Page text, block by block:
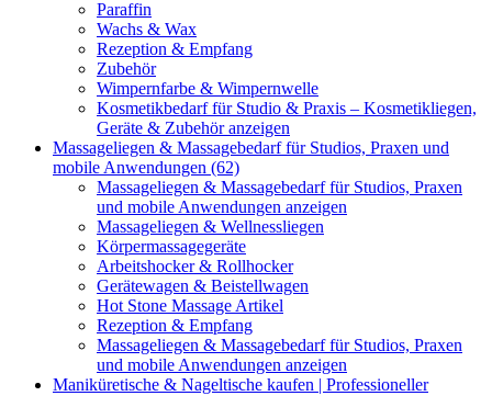
Paraffin
Wachs & Wax
Rezeption & Empfang
Zubehör
Wimpernfarbe & Wimpernwelle
Kosmetikbedarf für Studio & Praxis – Kosmetikliegen,
Geräte & Zubehör anzeigen
Massageliegen & Massagebedarf für Studios, Praxen und
mobile Anwendungen (62)
Massageliegen & Massagebedarf für Studios, Praxen
und mobile Anwendungen anzeigen
Massageliegen & Wellnessliegen
Körpermassagegeräte
Arbeitshocker & Rollhocker
Gerätewagen & Beistellwagen
Hot Stone Massage Artikel
Rezeption & Empfang
Massageliegen & Massagebedarf für Studios, Praxen
und mobile Anwendungen anzeigen
Maniküretische & Nageltische kaufen | Professioneller